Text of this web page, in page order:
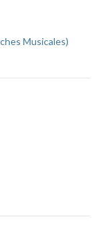
Musicales)